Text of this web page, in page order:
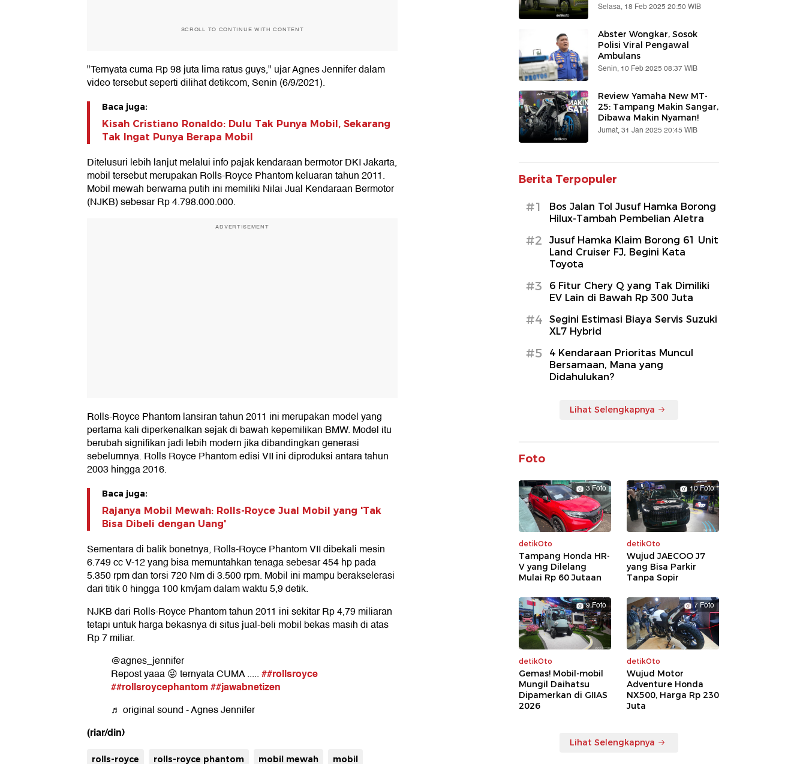
SCROLL TO CONTINUE WITH CONTENT
"Ternyata cuma Rp 98 juta lima ratus guys," ujar Agnes Jennifer dalam
video tersebut seperti dilihat detikcom, Senin (6/9/2021).
Baca juga:
Kisah Cristiano Ronaldo: Dulu Tak Punya Mobil, Sekarang
Tak Ingat Punya Berapa Mobil
Ditelusuri lebih lanjut melalui info pajak kendaraan bermotor DKI Jakarta,
mobil tersebut merupakan Rolls-Royce Phantom keluaran tahun 2011.
Mobil mewah berwarna putih ini memiliki Nilai Jual Kendaraan Bermotor
(NJKB) sebesar Rp 4.798.000.000.
ADVERTISEMENT
Rolls-Royce Phantom lansiran tahun 2011 ini merupakan model yang
pertama kali diperkenalkan sejak di bawah kepemilikan BMW. Model itu
berubah signifikan jadi lebih modern jika dibandingkan generasi
sebelumnya. Rolls Royce Phantom edisi VII ini diproduksi antara tahun
2003 hingga 2016.
Baca juga:
Rajanya Mobil Mewah: Rolls-Royce Jual Mobil yang 'Tak
Bisa Dibeli dengan Uang'
Sementara di balik bonetnya, Rolls-Royce Phantom VII dibekali mesin
6.749 cc V-12 yang bisa memuntahkan tenaga sebesar 454 hp pada
5.350 rpm dan torsi 720 Nm di 3.500 rpm. Mobil ini mampu berakselerasi
dari titik 0 hingga 100 km/jam dalam waktu 5,9 detik.
NJKB dari Rolls-Royce Phantom tahun 2011 ini sekitar Rp 4,79 miliaran
tetapi untuk harga bekasnya di situs jual-beli mobil bekas masih di atas
Rp 7 miliar.
@agnes_jennifer
Repost yaaa 😜 ternyata CUMA .....##rollsroyce
##rollsroycephantom##jawabnetizen
♬ original sound - Agnes Jennifer
(riar/din)
rolls-royce rolls-royce phantom mobil mewah mobil
Selasa, 18 Feb 2025 20:50 WIB
Abster Wongkar, Sosok
Polisi Viral Pengawal
Ambulans
Senin, 10 Feb 2025 08:37 WIB
Review Yamaha New MT-
25: Tampang Makin Sangar,
Dibawa Makin Nyaman!
Jumat, 31 Jan 2025 20:45 WIB
Berita Terpopuler
#1
Bos Jalan Tol Jusuf Hamka Borong
Hilux-Tambah Pembelian Aletra
#2
Jusuf Hamka Klaim Borong 61 Unit
Land Cruiser FJ, Begini Kata
Toyota
#3
6 Fitur Chery Q yang Tak Dimiliki
EV Lain di Bawah Rp 300 Juta
#4
Segini Estimasi Biaya Servis Suzuki
XL7 Hybrid
#5
4 Kendaraan Prioritas Muncul
Bersamaan, Mana yang
Didahulukan?
Lihat Selengkapnya
Foto
3 Foto
detikOto
Tampang Honda HR-
V yang Dilelang
Mulai Rp 60 Jutaan
10 Foto
detikOto
Wujud JAECOO J7
yang Bisa Parkir
Tanpa Sopir
9 Foto
detikOto
Gemas! Mobil-mobil
Mungil Daihatsu
Dipamerkan di GIIAS
2026
7 Foto
detikOto
Wujud Motor
Adventure Honda
NX500, Harga Rp 230
Juta
Lihat Selengkapnya